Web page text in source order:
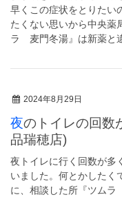
早くこの症状をとりたい
たくない思いから中央薬
ラ 麦門冬湯』は新薬と
2024年8月29日
夜のトイレの回数が少なくなりました。(中央薬
品瑞穂店)
夜トイレに行く回数が多
いました。何とかしたく
に、相談した所『ツム